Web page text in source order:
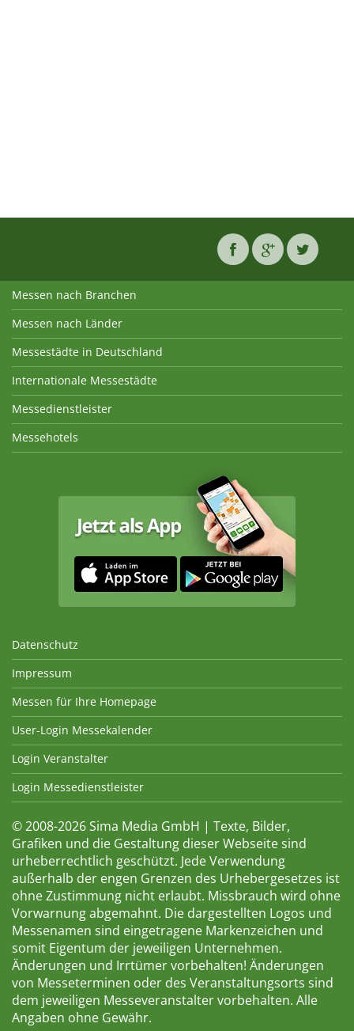
Messen nach Branchen
Messen nach Länder
Messestädte in Deutschland
Internationale Messestädte
Messedienstleister
Messehotels
Datenschutz
Impressum
Messen für Ihre Homepage
User-Login Messekalender
Login Veranstalter
Login Messedienstleister
© 2008-2026 Sima Media GmbH | Texte, Bilder,
Grafiken und die Gestaltung dieser Webseite sind
urheberrechtlich geschützt. Jede Verwendung
außerhalb der engen Grenzen des Urhebergesetzes ist
ohne Zustimmung nicht erlaubt. Missbrauch wird ohne
Vorwarnung abgemahnt. Die dargestellten Logos und
Messenamen sind eingetragene Markenzeichen und
somit Eigentum der jeweiligen Unternehmen.
Änderungen und Irrtümer vorbehalten! Änderungen
von Messeterminen oder des Veranstaltungsorts sind
dem jeweiligen Messeveranstalter vorbehalten. Alle
Angaben ohne Gewähr.